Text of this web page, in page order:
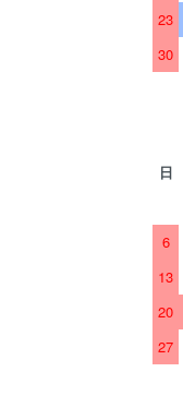
23
30
日
6
13
20
27